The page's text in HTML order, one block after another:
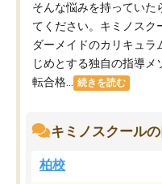
そんな悩みを持っていた
てください。キミノスク
ダーメイドのカリキュラ
じめとする独自の指導
転合格...
続きを読む
キミノスクール
柏校